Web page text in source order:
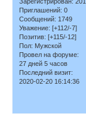
Приглашений: 0
Сообщений: 1749
Уважение: [+112/-7]
Позитив: [+115/-12]
Пол: Мужской
Провел на форуме:
27 дней 5 часов
Последний визит:
2020-02-20 16:14:36